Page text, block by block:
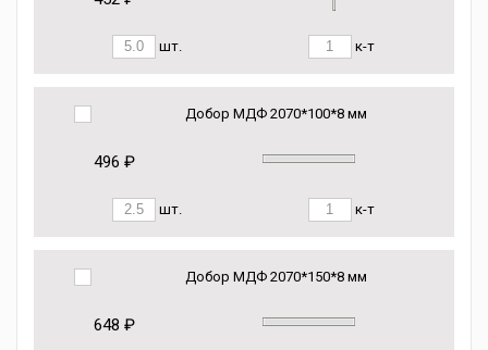
шт. к-т
Добор МДФ 2070*100*8 мм
496 ₽
шт. к-т
Добор МДФ 2070*150*8 мм
648 ₽